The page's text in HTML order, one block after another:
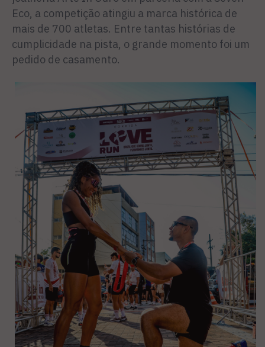
Eco, a competição atingiu a marca histórica de
mais de 700 atletas. Entre tantas histórias de
cumplicidade na pista, o grande momento foi um
pedido de casamento.